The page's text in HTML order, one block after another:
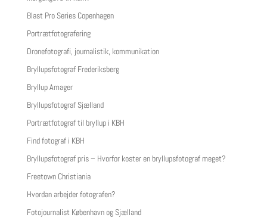
Blast Pro Series Copenhagen
Portrætfotografering
Dronefotografi, journalistik, kommunikation
Bryllupsfotograf Frederiksberg
Bryllup Amager
Bryllupsfotograf Sjælland
Portrætfotograf til bryllup i KBH
Find fotograf i KBH
Bryllupsfotograf pris – Hvorfor koster en bryllupsfotograf meget?
Freetown Christiania
Hvordan arbejder fotografen?
Fotojournalist København og Sjælland